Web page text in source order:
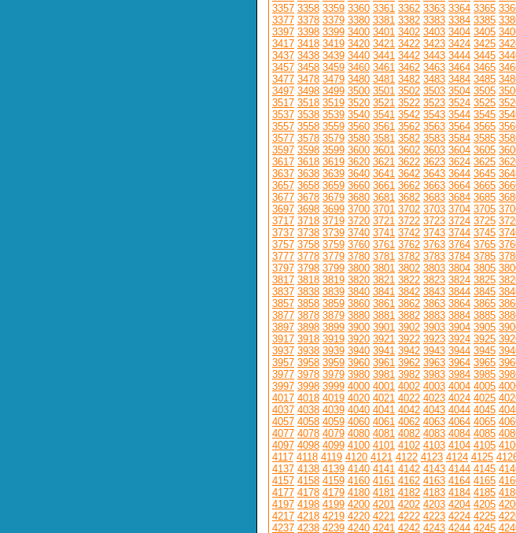
3357 3358 3359 3360 3361 3362 3363 3364 3365
3377 3378 3379 3380 3381 3382 3383 3384 3385
3397 3398 3399 3400 3401 3402 3403 3404 3405
3417 3418 3419 3420 3421 3422 3423 3424 3425
3437 3438 3439 3440 3441 3442 3443 3444 3445
3457 3458 3459 3460 3461 3462 3463 3464 3465
3477 3478 3479 3480 3481 3482 3483 3484 3485
3497 3498 3499 3500 3501 3502 3503 3504 3505
3517 3518 3519 3520 3521 3522 3523 3524 3525
3537 3538 3539 3540 3541 3542 3543 3544 3545
3557 3558 3559 3560 3561 3562 3563 3564 3565
3577 3578 3579 3580 3581 3582 3583 3584 3585
3597 3598 3599 3600 3601 3602 3603 3604 3605
3617 3618 3619 3620 3621 3622 3623 3624 3625
3637 3638 3639 3640 3641 3642 3643 3644 3645
3657 3658 3659 3660 3661 3662 3663 3664 3665
3677 3678 3679 3680 3681 3682 3683 3684 3685
3697 3698 3699 3700 3701 3702 3703 3704 3705
3717 3718 3719 3720 3721 3722 3723 3724 3725
3737 3738 3739 3740 3741 3742 3743 3744 3745
3757 3758 3759 3760 3761 3762 3763 3764 3765
3777 3778 3779 3780 3781 3782 3783 3784 3785
3797 3798 3799 3800 3801 3802 3803 3804 3805
3817 3818 3819 3820 3821 3822 3823 3824 3825
3837 3838 3839 3840 3841 3842 3843 3844 3845
3857 3858 3859 3860 3861 3862 3863 3864 3865
3877 3878 3879 3880 3881 3882 3883 3884 3885
3897 3898 3899 3900 3901 3902 3903 3904 3905
3917 3918 3919 3920 3921 3922 3923 3924 3925
3937 3938 3939 3940 3941 3942 3943 3944 3945
3957 3958 3959 3960 3961 3962 3963 3964 3965
3977 3978 3979 3980 3981 3982 3983 3984 3985
3997 3998 3999 4000 4001 4002 4003 4004 4005
4017 4018 4019 4020 4021 4022 4023 4024 4025
4037 4038 4039 4040 4041 4042 4043 4044 4045
4057 4058 4059 4060 4061 4062 4063 4064 4065
4077 4078 4079 4080 4081 4082 4083 4084 4085
4097 4098 4099 4100 4101 4102 4103 4104 4105
4117 4118 4119 4120 4121 4122 4123 4124 4125
4137 4138 4139 4140 4141 4142 4143 4144 4145
4157 4158 4159 4160 4161 4162 4163 4164 4165
4177 4178 4179 4180 4181 4182 4183 4184 4185
4197 4198 4199 4200 4201 4202 4203 4204 4205
4217 4218 4219 4220 4221 4222 4223 4224 4225
4237 4238 4239 4240 4241 4242 4243 4244 4245